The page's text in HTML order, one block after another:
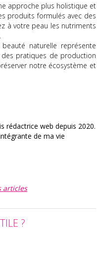
approche plus holistique et
produits formulés avec des
à votre peau les nutriments
naturelle représente
pratiques de production
notre écosystème et
rédactrice web depuis 2020.
de ma vie
articles
?